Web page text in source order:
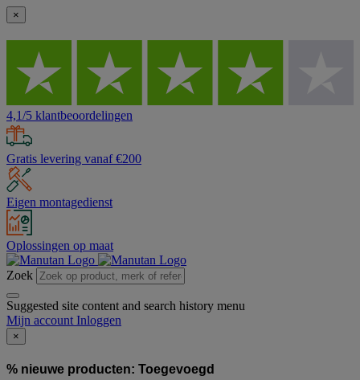
×
4,1/5 klantbeoordelingen
Gratis levering vanaf €200
Eigen montagedienst
Oplossingen op maat
Zoek
Suggested site content and search history menu
Mijn account Inloggen
×
% nieuwe producten: Toegevoegd